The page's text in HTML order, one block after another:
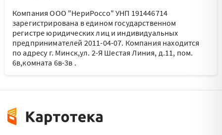
Компания ООО "НериРоссо" УНП 191446714
зарегистрирована в едином государственном
регистре юридических лиц и индивидуальных
предпринимателей 2011-04-07. Компания находится
по адресу г. Минск,ул. 2-Я Шестая Линия, д.11, пом.
6в,комната 6в-3в .